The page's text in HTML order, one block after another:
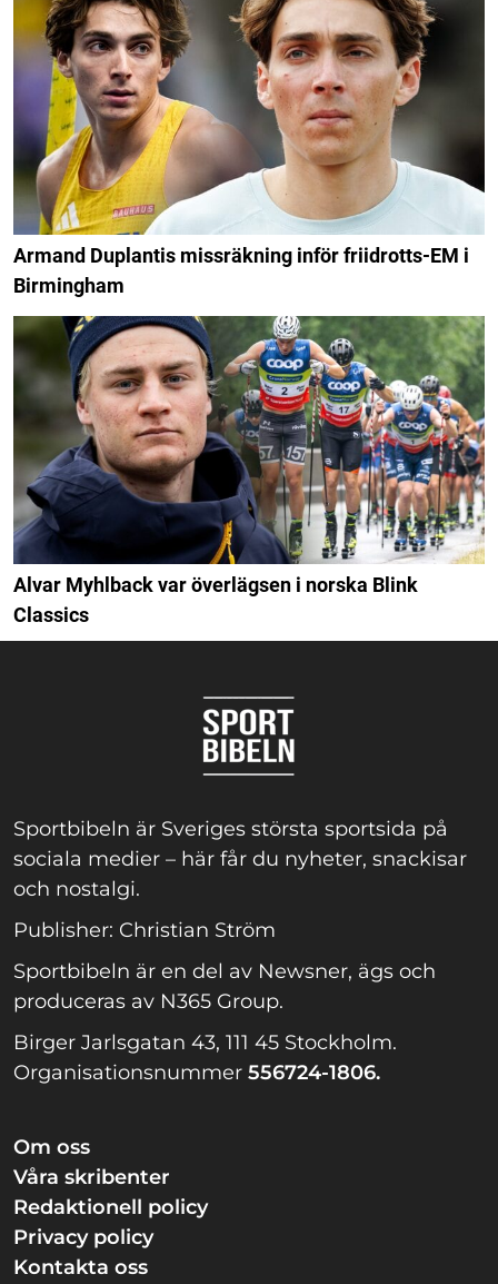
Armand Duplantis missräkning inför friidrotts-EM i
Birmingham
Alvar Myhlback var överlägsen i norska Blink
Classics
Sportbibeln är Sveriges största sportsida på
sociala medier – här får du nyheter, snackisar
och nostalgi.
Publisher: Christian Ström
Sportbibeln är en del av Newsner, ägs och
produceras av N365 Group.
Birger Jarlsgatan 43, 111 45 Stockholm.
Organisationsnummer 556724-1806.
Om oss
Våra skribenter
Redaktionell policy
Privacy policy
Kontakta oss